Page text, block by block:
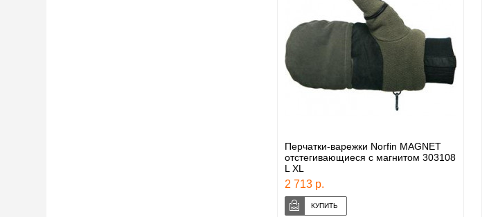
Перчатки-варежки Norfin MAGNET
отстегивающиеся с магнитом 303108
L XL
2 713 р.